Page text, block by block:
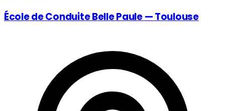
École de Conduite Belle Paule — Toulouse